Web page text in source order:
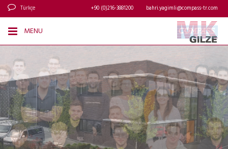
Türkçe bahri.yagimli@compass-tr.com
+90 (0)216-3881200
MENU